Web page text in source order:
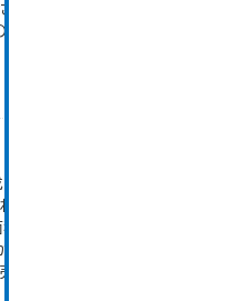
れた。 大仙市の統計「産
ータを参照していま
7年までは、自給的農家数
ているため横の計と合
積が0.3ha未満で、調査
50万円以上の農家。 平
農家のみが調査対象。